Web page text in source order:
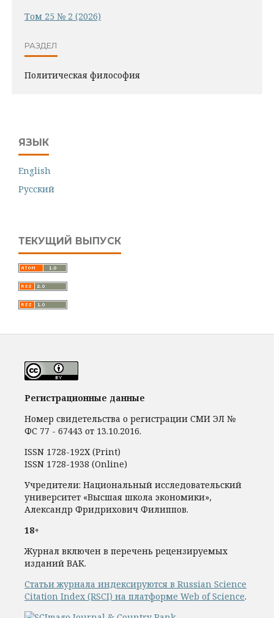
Том 25 № 2 (2026)
РАЗДЕЛ
Политическая философия
ЯЗЫК
English
Русский
ТЕКУЩИЙ ВЫПУСК
Регистрационные данные
Номер свидетельства о регистрации СМИ ЭЛ №
ФС 77 - 67443 от 13.10.2016.
ISSN 1728-192Х (Print)
ISSN 1728-1938 (Online)
Учредители: Национальный исследовательский
университет «Высшая школа экономики»,
Александр Фридрихович Филиппов.
18+
Журнал включен в перечень рецензируемых
изданий ВАК.
Статьи журнала индексируются в Russian Science
Citation Index (RSCI) на платформе Web of Science.